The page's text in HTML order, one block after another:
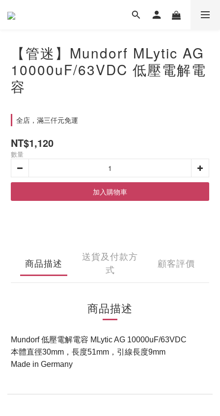
【管迷】Mundorf MLytic AG
10000uF/63VDC 低壓電解電
容
全店，滿三仟元免運
NT$1,120
數量
加入購物車
商品描述
送貨及付款方
式
顧客評價
商品描述
Mundorf 低壓電解電容 MLytic AG 10000uF/63VDC
本體直徑30mm，長度51mm，引線長度9mm
Made in Germany